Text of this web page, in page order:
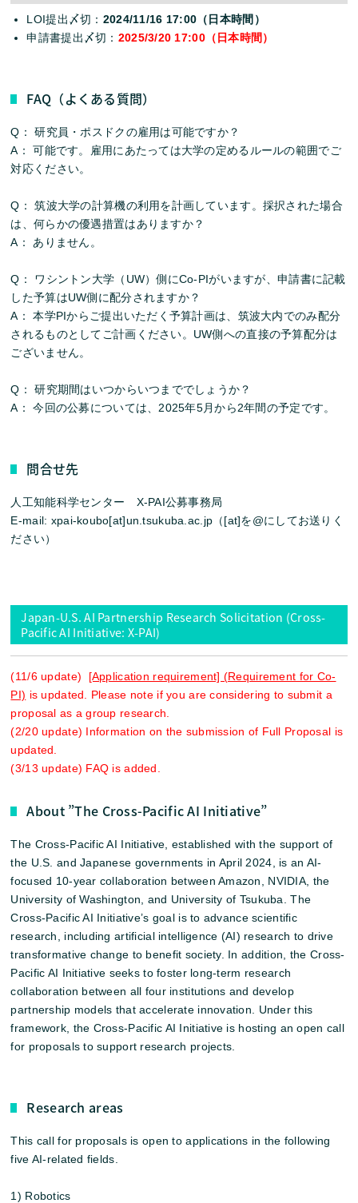
LOI提出〆切： 2024/11/16 17:00（日本時間）
申請書提出〆切： 2025/3/20 17:00（日本時間）
FAQ（よくある質問）
Q： 研究員・ポスドクの雇用は可能ですか？
A： 可能です。雇用にあたっては大学の定めるルールの範囲でご
対応ください。
Q： 筑波大学の計算機の利用を計画しています。採択された場合
は、何らかの優遇措置はありますか？
A： ありません。
Q： ワシントン大学（UW）側にCo-PIがいますが、申請書に記載
した予算はUW側に配分されますか？
A： 本学PIからご提出いただく予算計画は、筑波大内でのみ配分
されるものとしてご計画ください。UW側への直接の予算配分は
ございません。
Q： 研究期間はいつからいつまででしょうか？
A： 今回の公募については、2025年5月から2年間の予定です。
問合せ先
人工知能科学センター X-PAI公募事務局
E-mail: xpai-koubo[at]un.tsukuba.ac.jp（[at]を@にしてお送りく
ださい）
Japan-U.S. AI Partnership Research Solicitation (Cross-
Pacific AI Initiative: X-PAI)
(11/6 update) [Application requirement] (Requirement for Co-
PI) is updated. Please note if you are considering to submit a
proposal as a group research.
(2/20 update) Information on the submission of Full Proposal is
updated.
(3/13 update) FAQ is added.
About ”The Cross-Pacific AI Initiative”
The Cross-Pacific AI Initiative, established with the support of
the U.S. and Japanese governments in April 2024, is an AI-
focused 10-year collaboration between Amazon, NVIDIA, the
University of Washington, and University of Tsukuba. The
Cross-Pacific AI Initiative’s goal is to advance scientific
research, including artificial intelligence (AI) research to drive
transformative change to benefit society. In addition, the Cross-
Pacific AI Initiative seeks to foster long-term research
collaboration between all four institutions and develop
partnership models that accelerate innovation. Under this
framework, the Cross-Pacific AI Initiative is hosting an open call
for proposals to support research projects.
Research areas
This call for proposals is open to applications in the following
five AI-related fields.
1) Robotics